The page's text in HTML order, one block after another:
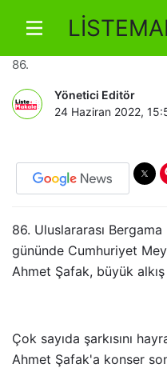
Bergama’da
86.
Yönetici Editör
24 Haziran 2022,
86. Uluslararası
gününde Cumhuriyet
Ahmet Şafak, büyük
Çok sayıda şarkısını
Ahmet Şafak'a konser